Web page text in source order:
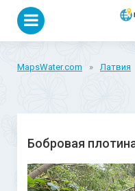
MapsWater.com » Латвия
Бобровая